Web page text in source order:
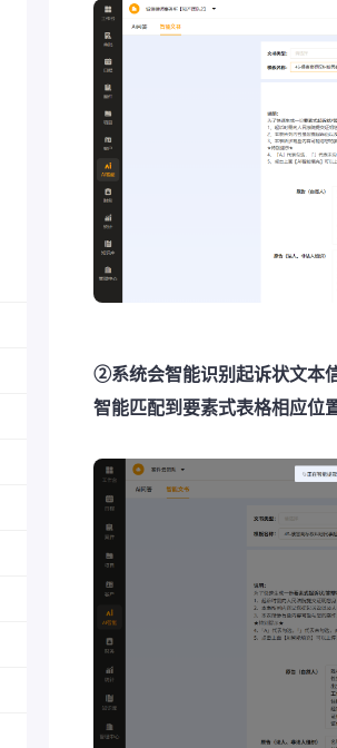
②系统会智能识别起诉状文本
智能匹配到要素式表格相应位置